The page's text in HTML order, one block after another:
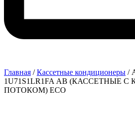
Главная /Кассетные кондиционеры /
1U71S1LR1FA АB (КАССЕТНЫЕ
ПОТОКОМ) ECO